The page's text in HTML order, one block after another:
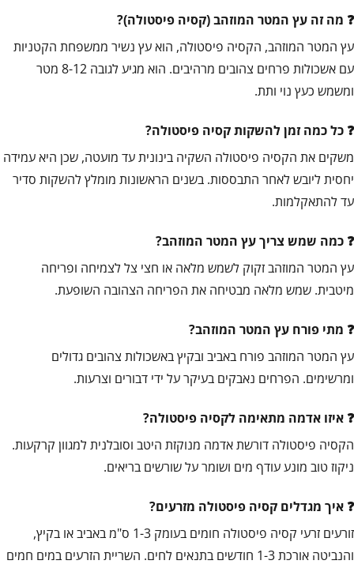
מה זה עץ המטר המוזהב (קסיה פיסטולה)?
עץ המטר המוזהב, הקסיה פיסטולה, הוא עץ נשיר ממשפחת הקטניות
עם אשכולות פרחים צהובים מרהיבים. הוא מגיע לגובה 8-12 מטר
ומשמש כעץ נוי ותת.
כל כמה זמן להשקות קסיה פיסטולה?
משקים את הקסיה פיסטולה השקיה בינונית עד מועטה, שכן היא עמידה
יחסית ליובש לאחר התבססות. בשנים הראשונות מומלץ להשקות סדיר
עד להתאקלמות.
כמה שמש צריך עץ המטר המוזהב?
עץ המטר המוזהב זקוק לשמש מלאה או חצי צל לצמיחה ופריחה
מיטבית. שמש מלאה מבטיחה את הפריחה הצהובה השופעת.
מתי פורח עץ המטר המוזהב?
עץ המטר המוזהב פורח באביב ובקיץ באשכולות צהובים גדולים
ומרשימים. הפרחים נאבקים בעיקר על ידי דבורים וצרעות.
איזו אדמה מתאימה לקסיה פיסטולה?
הקסיה פיסטולה דורשת אדמה מנוקזת היטב וסובלנית למגוון קרקעות.
ניקוז טוב מונע עודף מים ושומר על שורשים בריאים.
איך מגדלים קסיה פיסטולה מזרעים?
זורעים זרעי קסיה פיסטולה חומים בעומק 1-3 ס"מ באביב או בקיץ,
והנביטה אורכת 1-3 חודשים בתנאים לחים. השריית הזרעים במים חמים